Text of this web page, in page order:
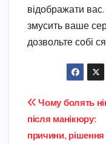
відображати
змусить ваше
дозвольте собі
записів
Чому болять
після манікюру:
причини, рішення